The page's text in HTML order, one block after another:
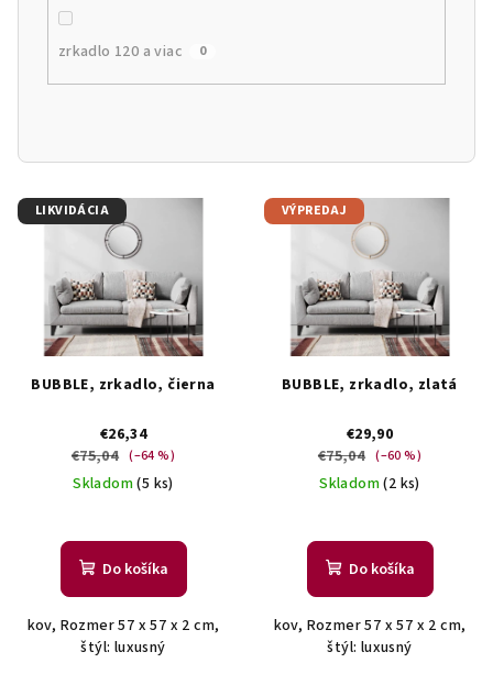
zrkadlo 120 a viac 0
V
ý
LIKVIDÁCIA
BUBBLE, zrkadlo, čierna
€26,34
€75,04 (–64 %)
Skladom(5 ks)
Do košíka
kov, Rozmer 57 x 57 x 2 cm,
štýl: luxusný
VÝPREDAJ
BUBBLE, zrkadlo, zlatá
€29,90
€75,04 (–60 %)
Skladom(2 ks)
Do košíka
kov, Rozmer 57 x 57 x 2 cm,
štýl: luxusný